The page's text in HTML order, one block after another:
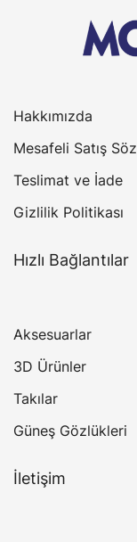
Hakkımızda
Mesafeli Satış
Teslimat ve İade
Gizlilik Politikası
Hızlı Bağlantılar
Aksesuarlar
3D Ürünler
Takılar
Güneş Gözlükleri
İletişim